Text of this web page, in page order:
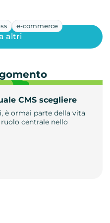
e-commerce
CMS scegliere
è ormai parte della vita
centrale nello
altri